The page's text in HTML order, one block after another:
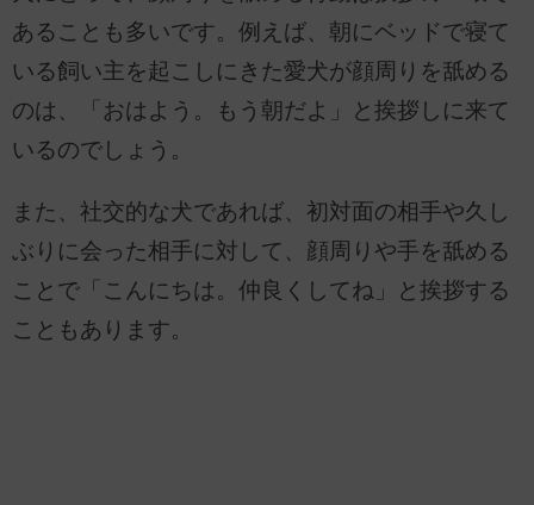
あることも多いです。例えば、朝にベッドで寝て
いる飼い主を起こしにきた愛犬が顔周りを舐める
のは、「おはよう。もう朝だよ」と挨拶しに来て
いるのでしょう。
また、社交的な犬であれば、初対面の相手や久し
ぶりに会った相手に対して、顔周りや手を舐める
ことで「こんにちは。仲良くしてね」と挨拶する
こともあります。